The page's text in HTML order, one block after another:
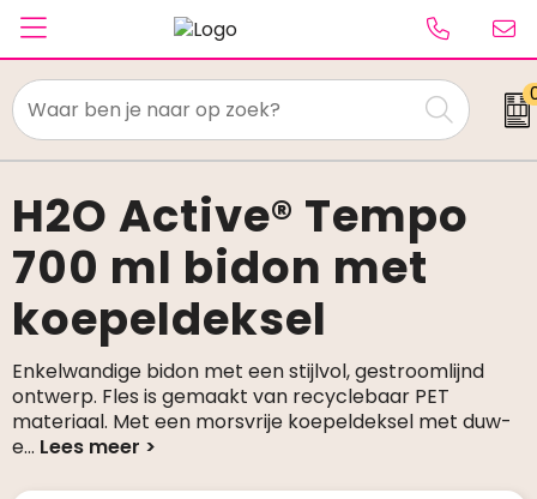
Textiel
Paraplu's
Caps & Beanies
Tassen
Drinkwaren
Schrijfwaren
H2O Active® Tempo
700 ml bidon met
koepeldeksel
Enkelwandige bidon met een stijlvol, gestroomlijnd
ontwerp. Fles is gemaakt van recyclebaar PET
materiaal. Met een morsvrije koepeldeksel met duw-
e...